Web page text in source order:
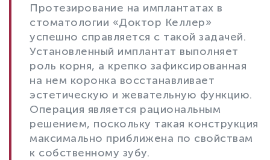
Протезирование на имплантатах в
стоматологии «Доктор Келлер»
успешно справляется с такой задачей.
Установленный имплантат выполняет
роль корня, а крепко зафиксированная
на нем коронка восстанавливает
эстетическую и жевательную функцию.
Операция является рациональным
решением, поскольку такая конструкция
максимально приближена по свойствам
к собственному зубу.